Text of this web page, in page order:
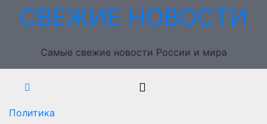
ПерейтиСВЕЖИЕ НОВОСТИ
Самые свежие новости России и мира
Политика